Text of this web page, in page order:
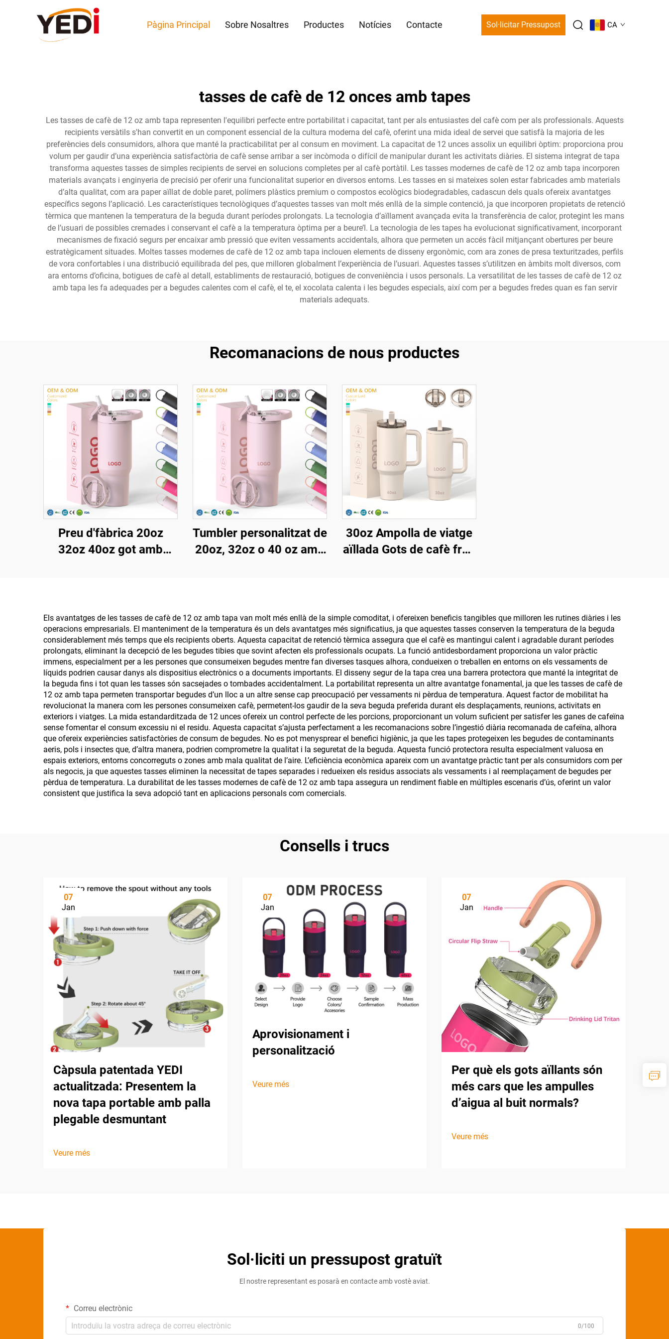
Pàgina Principal Sobre Nosaltres Productes Notícies Contacte Sol·licitar Pressupost CA
tasses de cafè de 12 onces amb tapes
Les tasses de cafè de 12 oz amb tapa representen l'equilibri perfecte entre portabilitat i capacitat, tant per als entusiastes del cafè com per als professionals. Aquests
recipients versàtils s'han convertit en un component essencial de la cultura moderna del cafè, oferint una mida ideal de servei que satisfà la majoria de les
preferències dels consumidors, alhora que manté la practicabilitat per al consum en moviment. La capacitat de 12 unces assolix un equilibri òptim: proporciona prou
volum per gaudir d’una experiència satisfactòria de cafè sense arribar a ser incòmoda o difícil de manipular durant les activitats diàries. El sistema integrat de tapa
transforma aquestes tasses de simples recipients de servei en solucions completes per al cafè portàtil. Les tasses modernes de cafè de 12 oz amb tapa incorporen
materials avançats i enginyeria de precisió per oferir una funcionalitat superior en diversos entorns. Les tasses en si mateixes solen estar fabricades amb materials
d’alta qualitat, com ara paper aïllat de doble paret, polímers plàstics premium o compostos ecològics biodegradables, cadascun dels quals ofereix avantatges
específics segons l’aplicació. Les característiques tecnològiques d’aquestes tasses van molt més enllà de la simple contenció, ja que incorporen propietats de retenció
tèrmica que mantenen la temperatura de la beguda durant períodes prolongats. La tecnologia d’aïllament avançada evita la transferència de calor, protegint les mans
de l’usuari de possibles cremades i conservant el cafè a la temperatura òptima per a beure’l. La tecnologia de les tapes ha evolucionat significativament, incorporant
mecanismes de fixació segurs per encaixar amb pressió que eviten vessaments accidentals, alhora que permeten un accés fàcil mitjançant obertures per beure
estratègicament situades. Moltes tasses modernes de cafè de 12 oz amb tapa inclouen elements de disseny ergonòmic, com ara zones de presa texturitzades, perfils
de vora confortables i una distribució equilibrada del pes, que milloren globalment l’experiència de l’usuari. Aquestes tasses s’utilitzen en àmbits molt diversos, com
ara entorns d’oficina, botigues de cafè al detall, establiments de restauració, botigues de conveniència i usos personals. La versatilitat de les tasses de cafè de 12 oz
amb tapa les fa adequades per a begudes calentes com el cafè, el te, el xocolata calenta i les begudes especials, així com per a begudes fredes quan es fan servir
materials adequats.
Recomanacions de nous productes
Preu d'fàbrica 20oz
32oz 40oz got amb
sublimació
Tumbler personalitzat de
20oz, 32oz o 40 oz amb
reutilitzable, amb mànec
i tancament de palla
30oz Ampolla de viatge
aïllada Gots de cafè fred
inoxidable Tumbler amb
nansa i canya
Els avantatges de les tasses de cafè de 12 oz amb tapa van molt més enllà de la simple comoditat, i ofereixen beneficis tangibles que milloren les rutines diàries i les
operacions empresarials. El manteniment de la temperatura és un dels avantatges més significatius, ja que aquestes tasses conserven la temperatura de la beguda
considerablement més temps que els recipients oberts. Aquesta capacitat de retenció tèrmica assegura que el cafè es mantingui calent i agradable durant períodes
prolongats, eliminant la decepció de les begudes tibies que sovint afecten els professionals ocupats. La funció antidesbordament proporciona un valor pràctic
immens, especialment per a les persones que consumeixen begudes mentre fan diverses tasques alhora, condueixen o treballen en entorns on els vessaments de
líquids podrien causar danys als dispositius electrònics o a documents importants. El disseny segur de la tapa crea una barrera protectora que manté la integritat de
la beguda fins i tot quan les tasses són sacsejades o tombades accidentalment. La portabilitat representa un altre avantatge fonamental, ja que les tasses de cafè de
12 oz amb tapa permeten transportar begudes d’un lloc a un altre sense cap preocupació per vessaments ni pèrdua de temperatura. Aquest factor de mobilitat ha
revolucionat la manera com les persones consumeixen cafè, permetent-los gaudir de la seva beguda preferida durant els desplaçaments, reunions, activitats en
exteriors i viatges. La mida estandarditzada de 12 unces ofereix un control perfecte de les porcions, proporcionant un volum suficient per satisfer les ganes de cafeïna
sense fomentar el consum excessiu ni el residu. Aquesta capacitat s’ajusta perfectament a les recomanacions sobre l’ingestió diària recomanada de cafeïna, alhora
que ofereix experiències satisfactòries de consum de begudes. No es pot menysprear el benefici higiènic, ja que les tapes protegeixen les begudes de contaminants
aeris, pols i insectes que, d’altra manera, podrien comprometre la qualitat i la seguretat de la beguda. Aquesta funció protectora resulta especialment valuosa en
espais exteriors, entorns concorreguts o zones amb mala qualitat de l’aire. L’eficiència econòmica apareix com un avantatge pràctic tant per als consumidors com per
als negocis, ja que aquestes tasses eliminen la necessitat de tapes separades i redueixen els residus associats als vessaments i al reemplaçament de begudes per
pèrdua de temperatura. La durabilitat de les tasses modernes de cafè de 12 oz amb tapa assegura un rendiment fiable en múltiples escenaris d’ús, oferint un valor
consistent que justifica la seva adopció tant en aplicacions personals com comercials.
Consells i trucs
07
Jan
Càpsula patentada YEDI
actualitzada: Presentem la
nova tapa portable amb palla
plegable desmuntant
Veure més
07
Jan
Aprovisionament i
personalització
Veure més
07
Jan
Per què els gots aïllants són
més cars que les ampulles
d’aigua al buit normals?
Veure més
Sol·liciti un pressupost gratuït
El nostre representant es posarà en contacte amb vostè aviat.
Correu electrònic
0/100